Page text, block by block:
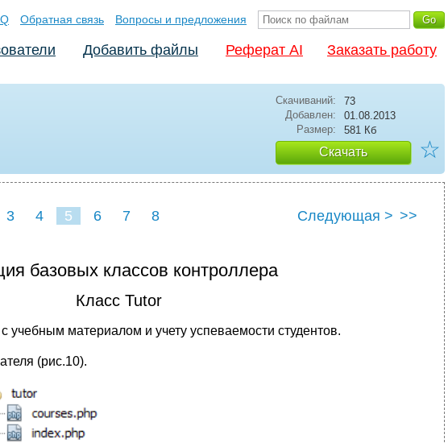
Обратная связь Вопросы и предложения
Добавить файлы Реферат AI Заказать работу
Скачиваний:
73
Добавлен:
01.08.2013
Размер:
581 Кб
Скачать ☆
3 4 5 6 7 8 Следующая > >>
базовых классов контроллера
Класс Tutor
учебным материалом и учету успеваемости студентов.
(рис.10).